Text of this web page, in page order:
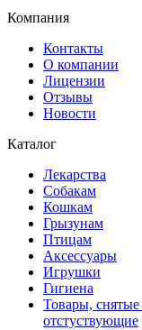
Компания
Контакты
О компании
Лицензии
Отзывы
Новости
Каталог
Лекарства
Собакам
Кошкам
Грызунам
Птицам
Аксессуары
Игрушки
Гигиена
Товары,
отстуствующие